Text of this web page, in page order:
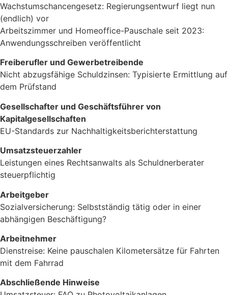
Wachstumschancengesetz: Regierungsentwurf liegt nun
(endlich) vor
Arbeitszimmer und Homeoffice-Pauschale seit 2023:
Anwendungsschreiben veröffentlicht
Freiberufler und Gewerbetreibende
Nicht abzugsfähige Schuldzinsen: Typisierte Ermittlung auf
dem Prüfstand
Gesellschafter und Geschäftsführer von
Kapitalgesellschaften
EU-Standards zur Nachhaltigkeitsberichterstattung
Umsatzsteuerzahler
Leistungen eines Rechtsanwalts als Schuldnerberater
steuerpflichtig
Arbeitgeber
Sozialversicherung: Selbstständig tätig oder in einer
abhängigen Beschäftigung?
Arbeitnehmer
Dienstreise: Keine pauschalen Kilometersätze für Fahrten
mit dem Fahrrad
Abschließende Hinweise